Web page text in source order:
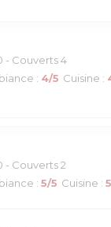
- Couverts 4
: 4/5 Cuisine :
- Couverts 2
: 5/5 Cuisine : 5